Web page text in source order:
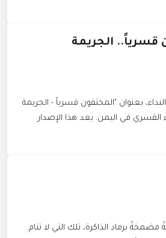
قسرياً.. الجريمة
بعنوان "المختفون قسرياً - الجريمة
في اليمن. يعد هذا الإصدار
برماد الذاكرة، تلك التي لا تنام.